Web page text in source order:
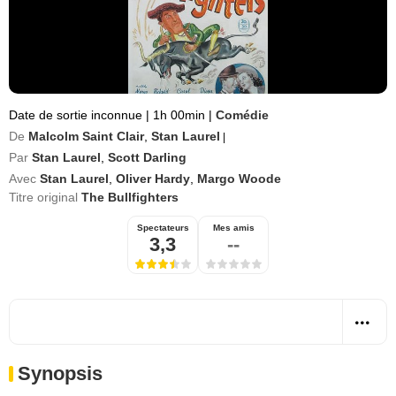
Date de sortie inconnue | 1h 00min | Comédie
De Malcolm Saint Clair, Stan Laurel
Par Stan Laurel Scott Darling
Avec Stan Laurel Oliver Hardy Margo Woode
Titre original The Bullfighters
Spectateurs
3,3
Mes amis
--
Synopsis